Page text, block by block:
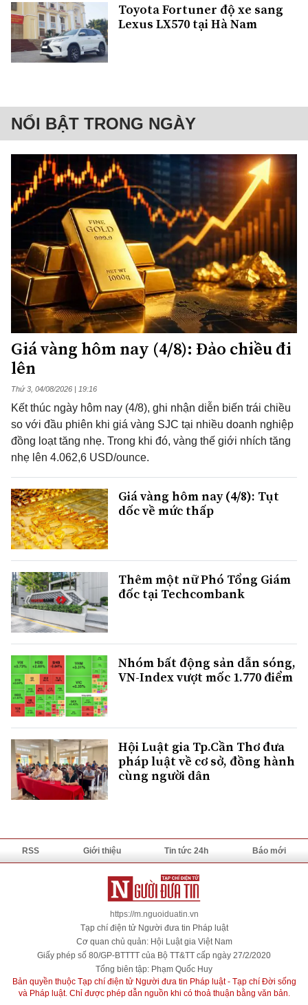
Toyota Fortuner độ xe sang
Lexus LX570 tại Hà Nam
NỔI BẬT TRONG NGÀY
Giá vàng hôm nay (4/8): Đảo chiều đi
lên
Thứ 3, 04/08/2026 | 19:16
Kết thúc ngày hôm nay (4/8), ghi nhận diễn biến trái chiều
so với đầu phiên khi giá vàng SJC tại nhiều doanh nghiệp
đồng loạt tăng nhẹ. Trong khi đó, vàng thế giới nhích tăng
nhẹ lên 4.062,6 USD/ounce.
Giá vàng hôm nay (4/8): Tụt
dốc về mức thấp
Thêm một nữ Phó Tổng Giám
đốc tại Techcombank
Nhóm bất động sản dẫn sóng,
VN-Index vượt mốc 1.770 điểm
Hội Luật gia Tp.Cần Thơ đưa
pháp luật về cơ sở, đồng hành
cùng người dân
RSS Giới thiệu Tin tức 24h Báo mới
https://m.nguoiduatin.vn
Tạp chí điện tử Người đưa tin Pháp luật
Cơ quan chủ quản: Hội Luật gia Việt Nam
Giấy phép số 80/GP-BTTTT của Bộ TT&TT cấp ngày 27/2/2020
Tổng biên tập: Phạm Quốc Huy
Bản quyền thuộc Tạp chí điện tử Người đưa tin Pháp luật - Tạp chí Đời sống
và Pháp luật. Chỉ được phép dẫn nguồn khi có thoả thuận bằng văn bản.